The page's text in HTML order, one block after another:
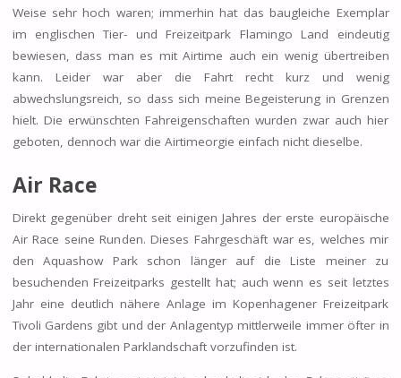
Weise sehr hoch waren; immerhin hat das baugleiche Exemplar
im englischen Tier- und Freizeitpark Flamingo Land eindeutig
bewiesen, dass man es mit Airtime auch ein wenig übertreiben
kann. Leider war aber die Fahrt recht kurz und wenig
abwechslungsreich, so dass sich meine Begeisterung in Grenzen
hielt. Die erwünschten Fahreigenschaften wurden zwar auch hier
geboten, dennoch war die Airtimeorgie einfach nicht dieselbe.
Air Race
Direkt gegenüber dreht seit einigen Jahres der erste europäische
Air Race seine Runden. Dieses Fahrgeschäft war es, welches mir
den Aquashow Park schon länger auf die Liste meiner zu
besuchenden Freizeitparks gestellt hat; auch wenn es seit letztes
Jahr eine deutlich nähere Anlage im Kopenhagener Freizeitpark
Tivoli Gardens gibt und der Anlagentyp mittlerweile immer öfter in
der internationalen Parklandschaft vorzufinden ist.